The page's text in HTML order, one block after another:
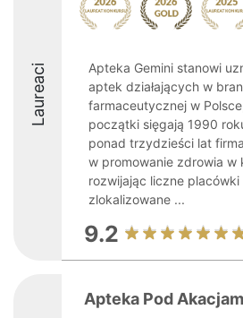
Laureaci
Apteka Gemini stanowi
aptek działających w
farmaceutycznej w
początki sięgają 1990
ponad trzydzieści lat
w promowanie zdrowia w
rozwijając liczne placówki
zlokalizowane ...
9.2
Apteka Pod